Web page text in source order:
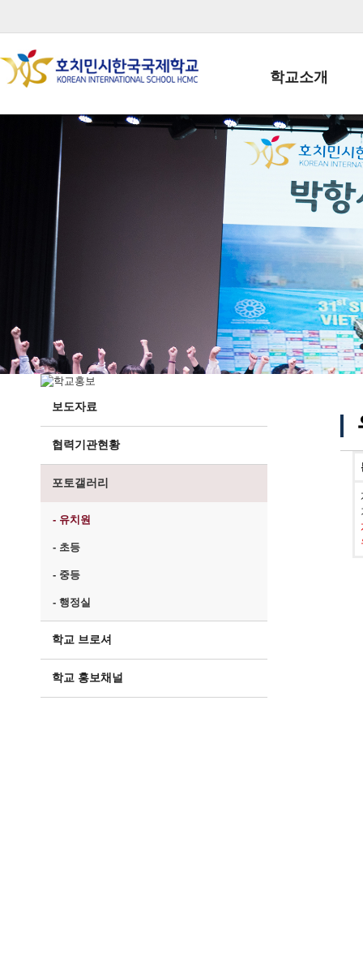
학교소개
학교장인사말
학생회장인사말
학교상징
학교 CI
교직원현황
학생현황
위치/전화
전경사진
보도자료
협력기관현황
포토갤러리
- 유치원
- 초등
- 중등
- 행정실
학교 브로셔
학교 홍보채널